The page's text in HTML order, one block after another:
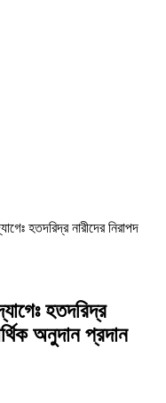
হতদরিদ্র নারীদের নিরাপদ
হতদরিদ্র
অনুদান প্রদান